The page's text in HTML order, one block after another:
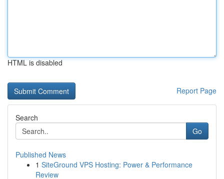
HTML is disabled
Report Page
Search
Go
Published News
1 SiteGround VPS Hosting: Power & Performance
Review